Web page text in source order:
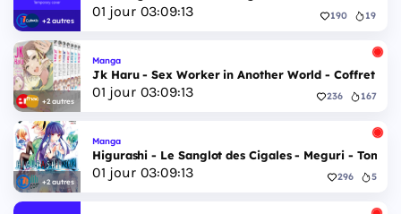
+2 autres
01 jour 03:09:12 190 19
+2 autres
Manga
Jk Haru - Sex Worker in Another World - Coffret
01 jour 03:09:12 236 167
+2 autres
Manga
Higurashi - Le Sanglot des Cigales - Meguri - Tome 5
01 jour 03:09:12 296 5